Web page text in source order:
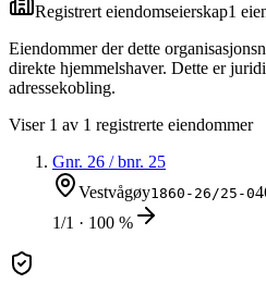
Registrert eiendomseierskap1
Eiendommer der dette
direkte hjemmelshaver. Dette er
adressekobling.
Viser 1 av 1 registrerte eiendommer
Gnr. 26 / bnr. 25
Vestvågøy1860-26/25-0
1/1 · 100 %